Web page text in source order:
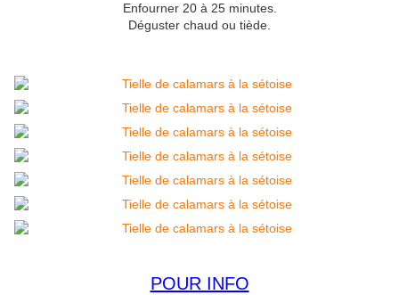
Enfourner 20 à 25 minutes.
Déguster chaud ou tiède.
POUR INFO